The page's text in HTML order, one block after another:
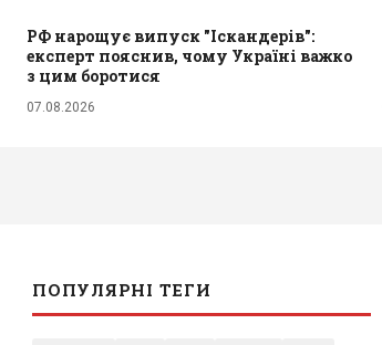
РФ нарощує випуск "Іскандерів":
експерт пояснив, чому Україні важко
з цим боротися
07.08.2026
ПОПУЛЯРНІ ТЕГИ